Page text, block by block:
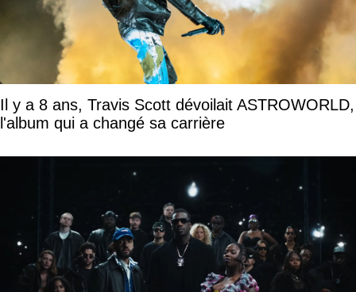
Il y a 8 ans, Travis Scott dévoilait ASTROWORLD,
l'album qui a changé sa carrière